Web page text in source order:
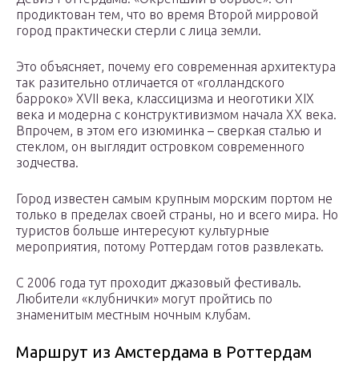
продиктован тем, что во время Второй мирровой
город практически стерли с лица земли.
Это объясняет, почему его современная архитектура
так разительно отличается от «голландского
барроко» XVII века, классицизма и неоготики XIX
века и модерна с конструктивизмом начала ХХ века.
Впрочем, в этом его изюминка – сверкая сталью и
стеклом, он выглядит островком современного
зодчества.
Город известен самым крупным морским портом не
только в пределах своей страны, но и всего мира. Но
туристов больше интересуют культурные
мероприятия, потому Роттердам готов развлекать.
С 2006 года тут проходит джазовый фестиваль.
Любители «клубнички» могут пройтись по
знаменитым местным ночным клубам.
Маршрут из Амстердама в Роттердам